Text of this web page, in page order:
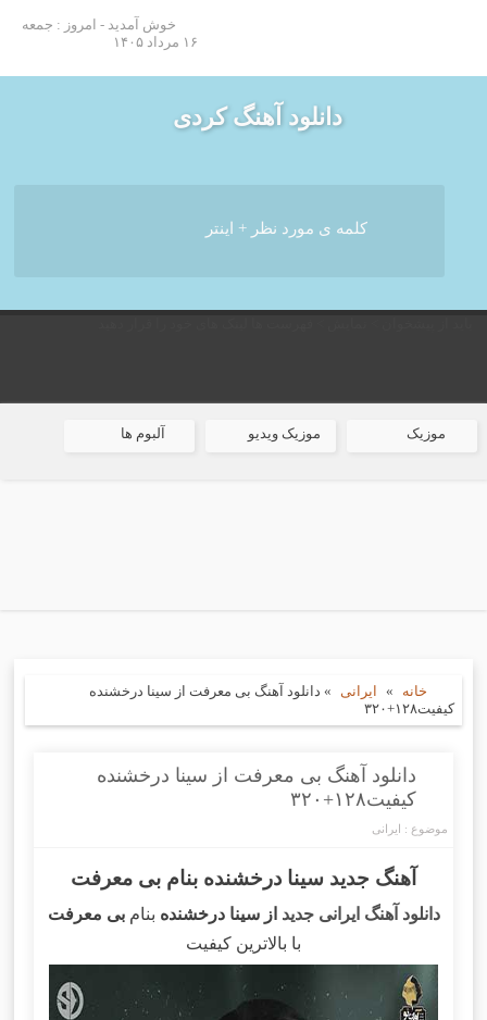
خوش آمدید - امروز : جمعه
۱۶ مرداد ۱۴۰۵
دانلود آهنگ کردی
موزیک موزیک ویدیو آلبوم ها
خانه » ایرانی » دانلود آهنگ بی معرفت از سینا درخشنده
کیفیت۱۲۸+۳۲۰
دانلود آهنگ بی معرفت از سینا درخشنده
کیفیت۱۲۸+۳۲۰
موضوع : ایرانی
آهنگ جدید سینا درخشنده بنام بی معرفت
دانلود آهنگ ایرانی جدید از سینا درخشنده بنامبی معرفت
با بالاترین کیفیت